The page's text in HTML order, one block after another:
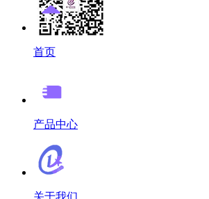
首页
产品中心